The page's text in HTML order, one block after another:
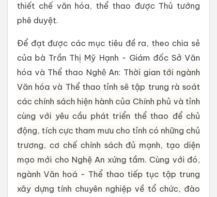
thiết chế văn hóa, thể thao được Thủ tướng
phê duyệt.
Để đạt được các mục tiêu đề ra, theo chia sẻ
của bà Trần Thị Mỹ Hạnh - Giám đốc Sở Văn
hóa và Thể thao Nghệ An: Thời gian tới ngành
Văn hóa và Thể thao tỉnh sẽ tập trung rà soát
các chính sách hiện hành của Chính phủ và tỉnh
cùng với yêu cầu phát triển thể thao để chủ
động, tích cực tham mưu cho tỉnh có những chủ
trương, cơ chế chính sách đủ mạnh, tạo diện
mạo mới cho Nghệ An xứng tầm. Cùng với đó,
ngành Văn hoá - Thể thao tiếp tục tập trung
xây dựng tính chuyên nghiệp về tổ chức, đào